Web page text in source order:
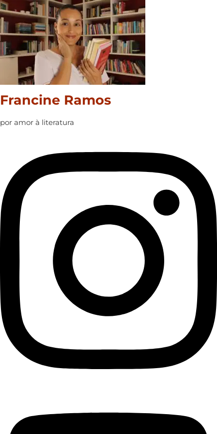
Francine Ramos
por amor à literatura